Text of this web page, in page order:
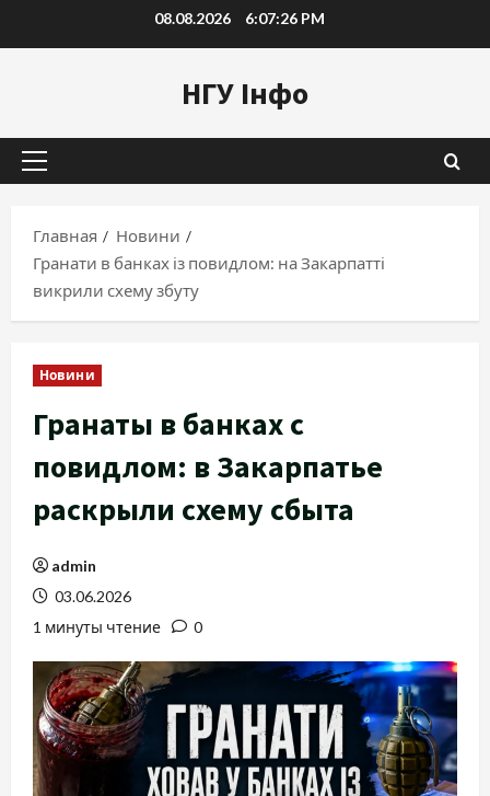
к
08.08.2026 6:07:27 PM
НГУ Інфо
Основное
Главная
Новини
Гранати в банках із повидлом: на Закарпатті
викрили схему збуту
Новини
Гранаты в банках с
повидлом: в Закарпатье
раскрыли схему сбыта
admin
03.06.2026
1 минуты чтение
0